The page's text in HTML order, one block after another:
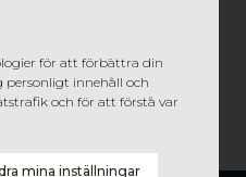
för att förbättra din
personligt innehåll och
och för att förstå var
mina inställningar